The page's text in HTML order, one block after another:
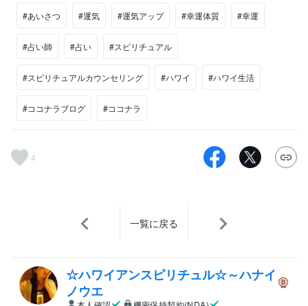
#あいさつ #運気 #運気アップ #幸運体質 #幸運
#占い師 #占い #スピリチュアル
#スピリチュアルカウンセリング #ハワイ #ハワイ生活
#ココナラブログ #ココナラ
4
一覧に戻る
☆ハワイアンスピリチュル☆～ハナイ
ノウエ